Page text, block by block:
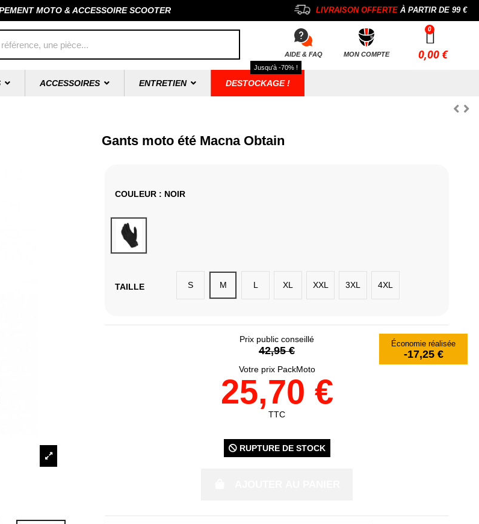
MOTO & ACCESSOIRE SCOOTER LIVRAISON OFFERTEÀ PARTIR DE 99 €
AIDE & FAQ MON COMPTE 0,00 €
ACCESSOIRES ENTRETIEN DESTOCKAGE !
Jusqu'à -70% !
Gants moto été Macna Obtain
COULEUR : NOIR
Noir
TAILLE S M L XL XXL 3XL 4XL
Prix public conseillé
42,95 €
Économie réalisée
-17,25 €
Votre prix PackMoto
25,70 €
TTC
RUPTURE DE STOCK